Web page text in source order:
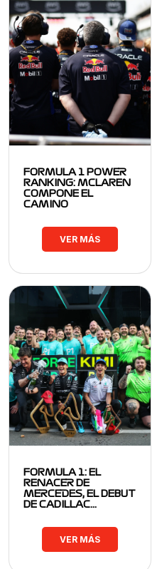
FORMULA 1 POWER
RANKING: MCLAREN
COMPONE EL
CAMINO
VER MÁS
FORMULA 1: EL
RENACER DE
MERCEDES, EL DEBUT
DE CADILLAC…
VER MÁS